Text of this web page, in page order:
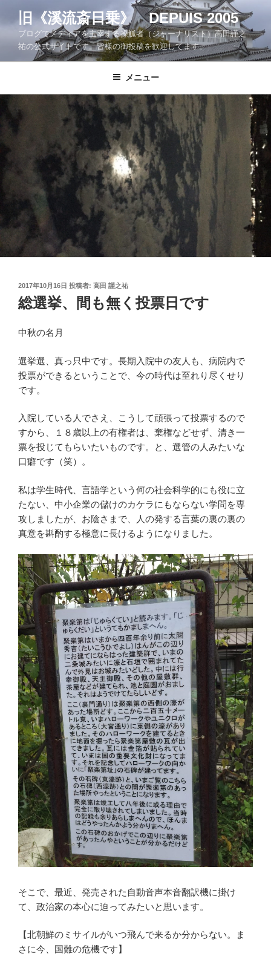
ツ
ス
旧《溪流斎日乗》 DEPUIS 2005
ブログでメディアを主宰する操觚者（ジャーナリスト）高田謹之
祐の公式サイトです。皆様の御投稿を歓迎してます。
メニュー
投
稿
日:
2017年10月16日 投稿者: 高田 謹之祐
総選挙、間も無く投票日です
中秋の名月
選挙選、真っ只中です。長期入院中の友人も、病院内で
投票ができるということで、今の時代は至れり尽くせり
です。
入院している人でさえ、こうして頑張って投票するので
すから、１８歳以上の有権者は、棄権などせず、清き一
票を投じてもらいたいものです。と、選管の人みたいな
口癖です（笑）。
私は学生時代、言語学という何の社会科学的にも役に立
たない、中小企業の儲けのカケラにもならない学問を専
攻しましたが、お陰さまで、人の発する言葉の裏の裏の
真意を斟酌する極意に長けるようになりました。
そこで、最近、発売された自動音声本音翻訳機に掛け
て、政治家の本心に迫ってみたいと思います。
【北朝鮮のミサイルがいつ飛んで来るか分からない。ま
さに今、国難の危機です】